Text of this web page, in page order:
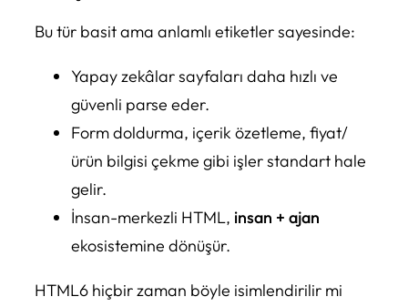
Bu tür basit ama anlamlı etiketler sayesinde:
Yapay zekâlar sayfaları daha hızlı ve
güvenli parse eder.
Form doldurma, içerik özetleme, fiyat/
ürün bilgisi çekme gibi işler standart hale
gelir.
İnsan-merkezli HTML, insan + ajan
ekosistemine dönüşür.
HTML6 hiçbir zaman böyle isimlendirilir mi